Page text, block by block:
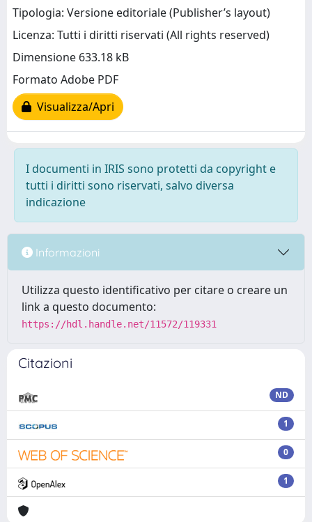
Tipologia: Versione editoriale (Publisher’s layout)
Licenza: Tutti i diritti riservati (All rights reserved)
Dimensione 633.18 kB
Formato Adobe PDF
Visualizza/Apri
I documenti in IRIS sono protetti da copyright e
tutti i diritti sono riservati, salvo diversa
indicazione
Informazioni
Utilizza questo identificativo per citare o creare un
link a questo documento:
https://hdl.handle.net/11572/119331
Citazioni
ND
1
0
1